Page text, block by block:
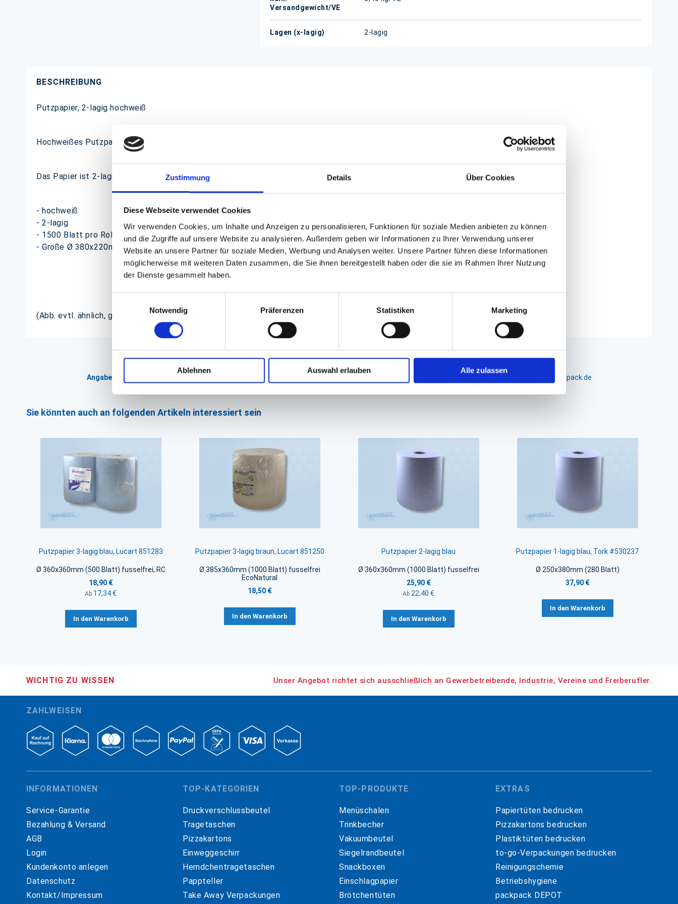
Zustimmung Details Über Cookies
Diese Webseite verwendet Cookies
Wir verwenden Cookies, um Inhalte und Anzeigen zu personalisieren, Funktionen für soziale Medien anbieten zu können
und die Zugriffe auf unsere Website zu analysieren. Außerdem geben wir Informationen zu Ihrer Verwendung unserer
Website an unsere Partner für soziale Medien, Werbung und Analysen weiter. Unsere Partner führen diese Informationen
möglicherweise mit weiteren Daten zusammen, die Sie ihnen bereitgestellt haben oder die sie im Rahmen Ihrer Nutzung
der Dienste gesammelt haben.
Notwendig
Präferenzen Statistiken Marketing
Ablehnen Auswahl erlauben Alle zulassen
Versandgewicht/VE
Lagen (x-lagig) 2-lagig
BESCHREIBUNG
Putzpapier, 2-lagig hochweiß
Hochweißes Putzpapier zu Reiningungszwecken.
Das Papier ist 2-lagig und aufgerollt, pro Rolle sind es 1500 Blatt.
- hochweiß
- 2-lagig
- 1500 Blatt pro Rolle
- Größe Ø 380x220mm
(Abb. evtl. ähnlich, ggf. ohne Dekoration)
Angaben zur Informationspflichten der GPSR Produktsicherheitsverordnung: packpack.de GmbH, Am Bullhamm 24-26, D-26441 Jever, info@packpack.de
Sie könnten auch an folgenden Artikeln interessiert sein
Putzpapier 3-lagig blau, Lucart 851283
Ø 360x360mm (500 Blatt) fusselfrei, RC
18,90 €
Ab 17,34 €
In den Warenkorb
Putzpapier 3-lagig braun, Lucart 851250
Ø 385x360mm (1000 Blatt) fusselfrei
EcoNatural
18,50 €
In den Warenkorb
Putzpapier 2-lagig blau
Ø 360x360mm (1000 Blatt) fusselfrei
25,90 €
Ab 22,40 €
In den Warenkorb
Putzpapier 1-lagig blau, Tork #530237
Ø 250x380mm (280 Blatt)
37,90 €
In den Warenkorb
WICHTIG ZU WISSEN Unser Angebot richtet sich ausschließlich an Gewerbetreibende, Industrie, Vereine und Freiberufler.
ZAHLWEISEN
INFORMATIONEN
Service-Garantie
Bezahlung & Versand
AGB
Login
Kundenkonto anlegen
Datenschutz
Kontakt/Impressum
TOP-KATEGORIEN
Druckverschlussbeutel
Tragetaschen
Pizzakartons
Einweggeschirr
Hemdchentragetaschen
Pappteller
Take Away Verpackungen
TOP-PRODUKTE
Menüschalen
Trinkbecher
Vakuumbeutel
Siegelrandbeutel
Snackboxen
Einschlagpapier
Brötchentüten
EXTRAS
Papiertüten bedrucken
Pizzakartons bedrucken
Plastiktüten bedrucken
to-go-Verpackungen bedrucken
Reinigungschemie
Betriebshygiene
packpack DEPOT